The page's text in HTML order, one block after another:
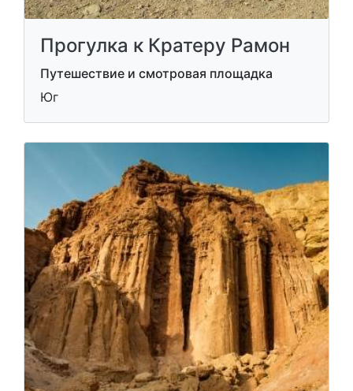
Прогулка к Кратеру Рамон
Путешествие и смотровая площадка
Юг